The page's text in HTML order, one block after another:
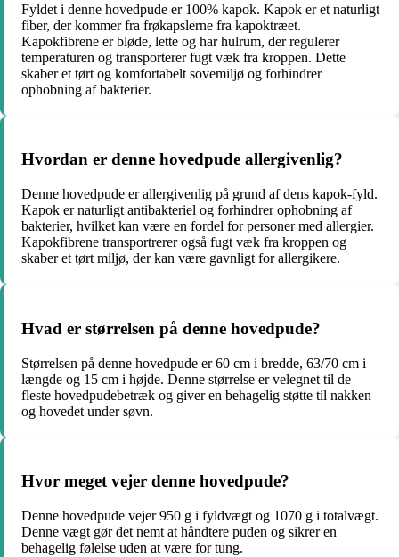
Fyldet i denne hovedpude er 100% kapok. Kapok er et naturligt
fiber, der kommer fra frøkapslerne fra kapoktræet.
Kapokfibrene er bløde, lette og har hulrum, der regulerer
temperaturen og transporterer fugt væk fra kroppen. Dette
skaber et tørt og komfortabelt sovemiljø og forhindrer
ophobning af bakterier.
Hvordan er denne hovedpude allergivenlig?
Denne hovedpude er allergivenlig på grund af dens kapok-fyld.
Kapok er naturligt antibakteriel og forhindrer ophobning af
bakterier, hvilket kan være en fordel for personer med allergier.
Kapokfibrene transportrerer også fugt væk fra kroppen og
skaber et tørt miljø, der kan være gavnligt for allergikere.
Hvad er størrelsen på denne hovedpude?
Størrelsen på denne hovedpude er 60 cm i bredde, 63/70 cm i
længde og 15 cm i højde. Denne størrelse er velegnet til de
fleste hovedpudebetræk og giver en behagelig støtte til nakken
og hovedet under søvn.
Hvor meget vejer denne hovedpude?
Denne hovedpude vejer 950 g i fyldvægt og 1070 g i totalvægt.
Denne vægt gør det nemt at håndtere puden og sikrer en
behagelig følelse uden at være for tung.